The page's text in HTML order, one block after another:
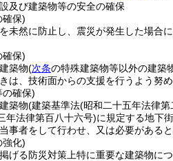
及び建築物等の安全の確保
確保)
未然に防止し、震災が発生した場合
確保)
築物(次条の特殊建築物等以外の建築
は、技術面からの支援を行うよう努め
の確保)
築物(建築基準法(昭和二十五年法律第
年法律第百八十六号)に規定する地下
事者をして行わせ、又は必要がある
強化)
げる防災対策上特に重要な建築物に